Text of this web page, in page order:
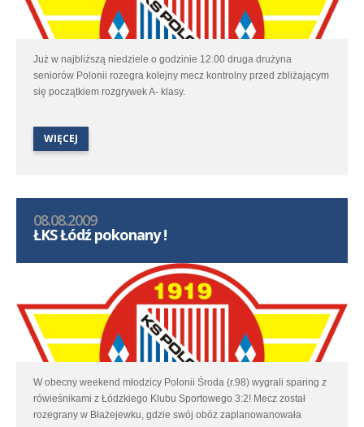
Już w najbliższą niedziele o godzinie 12.00 druga drużyna
seniorów Polonii rozegra kolejny mecz kontrolny przed zbliżającym
się początkiem rozgrywek A- klasy.
WIĘCEJ
08.08.2009
ŁKS Łódź pokonany !
W obecny weekend młodzicy Polonii Środa (r.98) wygrali sparing z
rówieśnikami z Łódzkiego Klubu Sportowego 3:2! Mecz został
rozegrany w Błażejewku, gdzie swój obóz zaplanowanowała